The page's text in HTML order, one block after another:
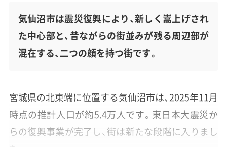
気仙沼市は震災復興により、新しく嵩上げされ
た中心部と、昔ながらの街並みが残る周辺部が
混在する、二つの顔を持つ街です。
宮城県の北東端に位置する気仙沼市は、2025年11月
時点の推計人口が約5.4万人です。東日本大震災か
らの復興事業が完了し、街は新たな段階に入りまし